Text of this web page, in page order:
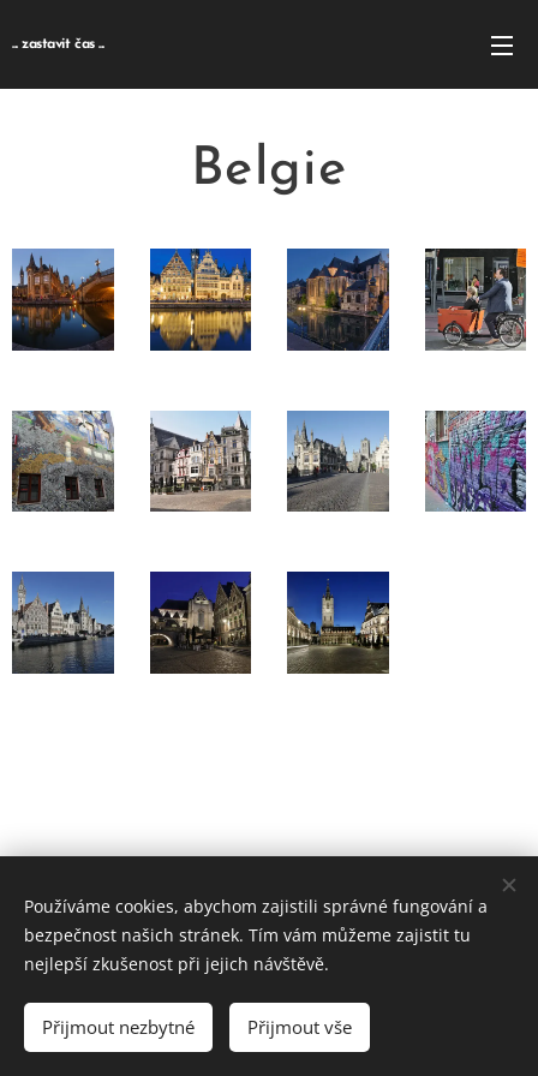
... zastavit čas ...
Belgie
© 2017-2024 Mých pár fotek
Vytvořeno službou Webnode
Používáme cookies, abychom zajistili správné fungování a
bezpečnost našich stránek. Tím vám můžeme zajistit tu
nejlepší zkušenost při jejich návštěvě.
Přijmout nezbytné Přijmout vše